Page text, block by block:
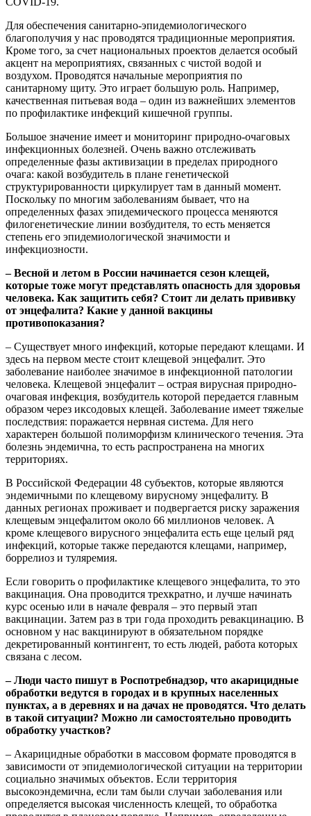
Для обеспечения санитарно-эпидемиологического
благополучия у нас проводятся традиционные мероприятия.
Кроме того, за счет национальных проектов делается особый
акцент на мероприятиях, связанных с чистой водой и
воздухом. Проводятся начальные мероприятия по
санитарному щиту. Это играет большую роль. Например,
качественная питьевая вода – один из важнейших элементов
по профилактике инфекций кишечной группы.
Большое значение имеет и мониторинг природно-очаговых
инфекционных болезней. Очень важно отслеживать
определенные фазы активизации в пределах природного
очага: какой возбудитель в плане генетической
структурированности циркулирует там в данный момент.
Поскольку по многим заболеваниям бывает, что на
определенных фазах эпидемического процесса меняются
филогенетические линии возбудителя, то есть меняется
степень его эпидемиологической значимости и
инфекциозности.
– Весной и летом в России начинается сезон клещей,
которые тоже могут представлять опасность для здоровья
человека. Как защитить себя? Стоит ли делать прививку
от энцефалита? Какие у данной вакцины
противопоказания?
– Существует много инфекций, которые передают клещами. И
здесь на первом месте стоит клещевой энцефалит. Это
заболевание наиболее значимое в инфекционной патологии
человека. Клещевой энцефалит – острая вирусная природно-
очаговая инфекция, возбудитель которой передается главным
образом через иксодовых клещей. Заболевание имеет тяжелые
последствия: поражается нервная система. Для него
характерен большой полиморфизм клинического течения. Эта
болезнь эндемична, то есть распространена на многих
территориях.
В Российской Федерации 48 субъектов, которые являются
эндемичными по клещевому вирусному энцефалиту. В
данных регионах проживает и подвергается риску заражения
клещевым энцефалитом около 66 миллионов человек. А
кроме клещевого вирусного энцефалита есть еще целый ряд
инфекций, которые также передаются клещами, например,
боррелиоз и туляремия.
Если говорить о профилактике клещевого энцефалита, то это
вакцинация. Она проводится трехкратно, и лучше начинать
курс осенью или в начале февраля – это первый этап
вакцинации. Затем раз в три года проходить ревакцинацию. В
основном у нас вакцинируют в обязательном порядке
декретированный контингент, то есть людей, работа которых
связана с лесом.
– Люди часто пишут в Роспотребнадзор, что акарицидные
обработки ведутся в городах и в крупных населенных
пунктах, а в деревнях и на дачах не проводятся. Что делать
в такой ситуации? Можно ли самостоятельно проводить
обработку участков?
– Акарицидные обработки в массовом формате проводятся в
зависимости от эпидемиологической ситуации на территории
социально значимых объектов. Если территория
высокоэндемична, если там были случаи заболевания или
определяется высокая численность клещей, то обработка